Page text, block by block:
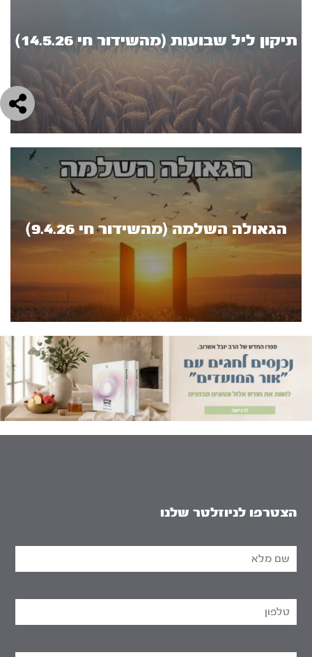
תיקון ליל שבועות (מהשידור חי 14.5.26)
הגאולה השלמה (מהשידור חי 9.4.26)
הצטרפו לניוזלטר שלנו